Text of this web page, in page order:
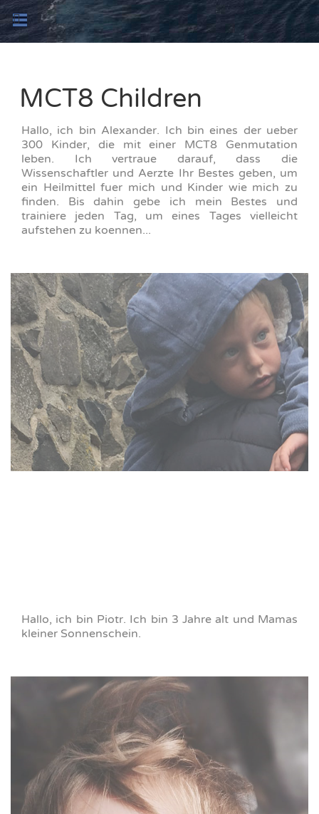
MCT8 Children
Hallo, ich bin Alexander. Ich bin eines der ueber
300 Kinder, die mit einer MCT8 Genmutation
leben. Ich vertraue darauf, dass die
Wissenschaftler und Aerzte Ihr Bestes geben, um
ein Heilmittel fuer mich und Kinder wie mich zu
finden. Bis dahin gebe ich mein Bestes und
trainiere jeden Tag, um eines Tages vielleicht
aufstehen zu koennen...
Hallo, ich bin Piotr. Ich bin 3 Jahre alt und Mamas
kleiner Sonnenschein.